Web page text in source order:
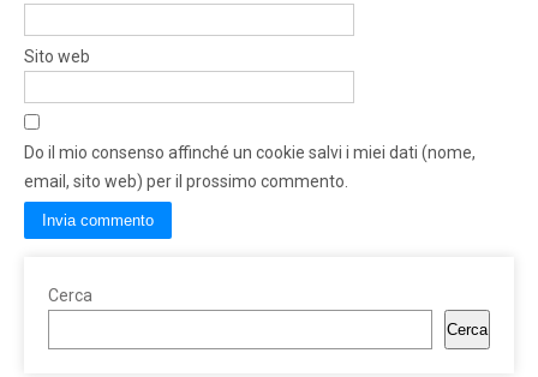
Sito web
Do il mio consenso affinché un cookie salvi i miei dati (nome,
email, sito web) per il prossimo commento.
Cerca
Cerca